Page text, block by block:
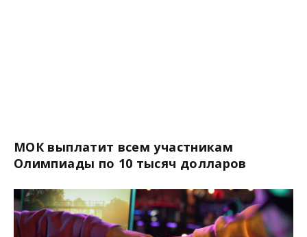
МОК выплатит всем участникам
Олимпиады по 10 тысяч долларов